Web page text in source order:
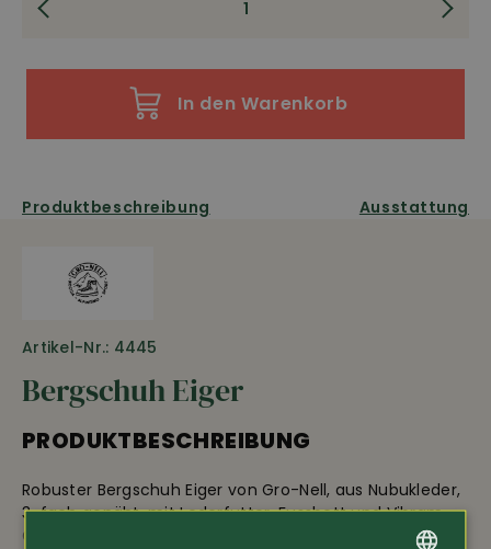
In den Warenkorb
Produktbeschreibung Ausstattung
Artikel-Nr.: 4445
Bergschuh Eiger
PRODUKTBESCHREIBUNG
Robuster Bergschuh Eiger von Gro-Nell, aus Nubukleder,
3-fach genäht, mit Lederfutter, Fussbett und Vibram-
Gelbpunktsohle. Gewicht: 2134g, 1 Paar, Schuhgrösse 42.